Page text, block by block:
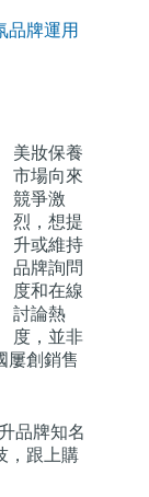
品牌運用
美妝保養
市場向來
競爭激
烈，想提
升或維持
品牌詢問
度和在線
討論熱
度，並非
屢創銷售
品牌知名
，跟上購